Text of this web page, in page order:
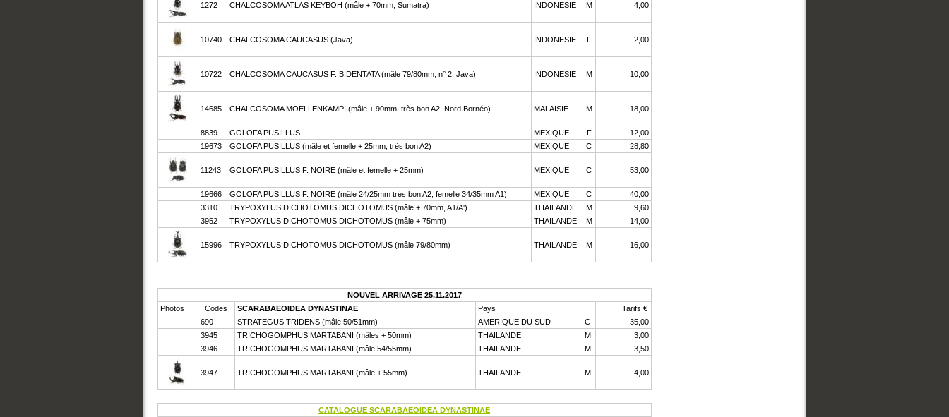
1272 CHALCOSOMA ATLAS KEYBOH (mâle + 70mm, Sumatra) INDONESIE M 4,00
10740 CHALCOSOMA CAUCASUS (Java) INDONESIE F 2,00
10722 CHALCOSOMA CAUCASUS F. BIDENTATA (mâle 79/80mm, n° 2, Java) INDONESIE M 10,00
14685 CHALCOSOMA MOELLENKAMPI (mâle + 90mm, très bon A2, Nord Bornéo) MALAISIE M 18,00
8839 GOLOFA PUSILLUS MEXIQUE F
12,00
19673
GOLOFA PUSILLUS (mâle et femelle + 25mm, très bon A2) MEXIQUE C 28,80
11243 GOLOFA PUSILLUS F. NOIRE (mâle et femelle + 25mm) MEXIQUE C 53,00
19666 GOLOFA PUSILLUS F. NOIRE (mâle 24/25mm très bon A2, femelle 34/35mm A1) MEXIQUE C
40,00
3310
TRYPOXYLUS DICHOTOMUS DICHOTOMUS (mâle + 70mm, A1/A') THAILANDE M
9,60
3952
TRYPOXYLUS DICHOTOMUS DICHOTOMUS (mâle + 75mm) THAILANDE M 14,00
15996 TRYPOXYLUS DICHOTOMUS DICHOTOMUS (mâle 79/80mm) THAILANDE M 16,00
NOUVEL ARRIVAGE 25.11.2017
Photos
Codes SCARABAEOIDEA DYNASTINAE Pays
Tarifs €
690
STRATEGUS TRIDENS (mâle 50/51mm) AMERIQUE DU SUD C
35,00
3945
TRICHOGOMPHUS MARTABANI (mâles + 50mm) THAILANDE M
3,00
3946
TRICHOGOMPHUS MARTABANI (mâle 54/55mm) THAILANDE M 3,50
3947 TRICHOGOMPHUS MARTABANI (mâle + 55mm) THAILANDE M 4,00
CATALOGUE SCARABAEOIDEA DYNASTINAE